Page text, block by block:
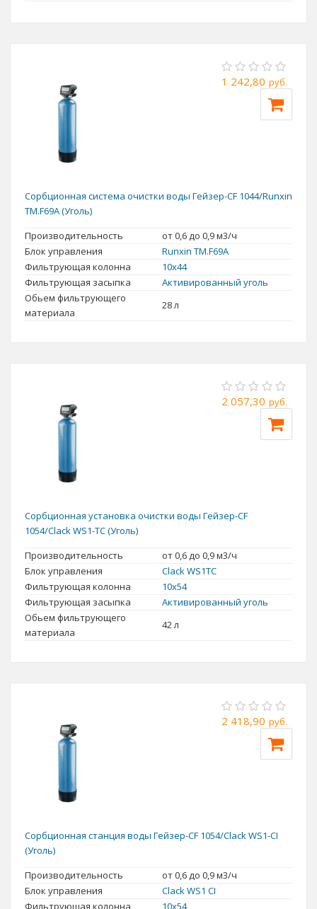
1 242,80 руб.
Сорбционная система очистки воды Гейзер-CF 1044/Runxin
TM.F69A (Уголь)
Производительность
от 0,6 до 0,9 м3/ч
Блок управления
Runxin TM.F69A
Фильтрующая колонна
10x44
Фильтрующая засыпка
Активированный уголь
Обьем фильтрующего
материала
28 л
2 057,30 руб.
Сорбционная установка очистки воды Гейзер-CF
1054/Clack WS1-TC (Уголь)
Производительность
от 0,6 до 0,9 м3/ч
Блок управления
Clack WS1TC
Фильтрующая колонна
10x54
Фильтрующая засыпка
Активированный уголь
Обьем фильтрующего
материала
42 л
2 418,90 руб.
Сорбционная станция воды Гейзер-CF 1054/Clack WS1-CI
(Уголь)
Производительность
от 0,6 до 0,9 м3/ч
Блок управления
Clack WS1 CI
Фильтрующая колонна
10x54